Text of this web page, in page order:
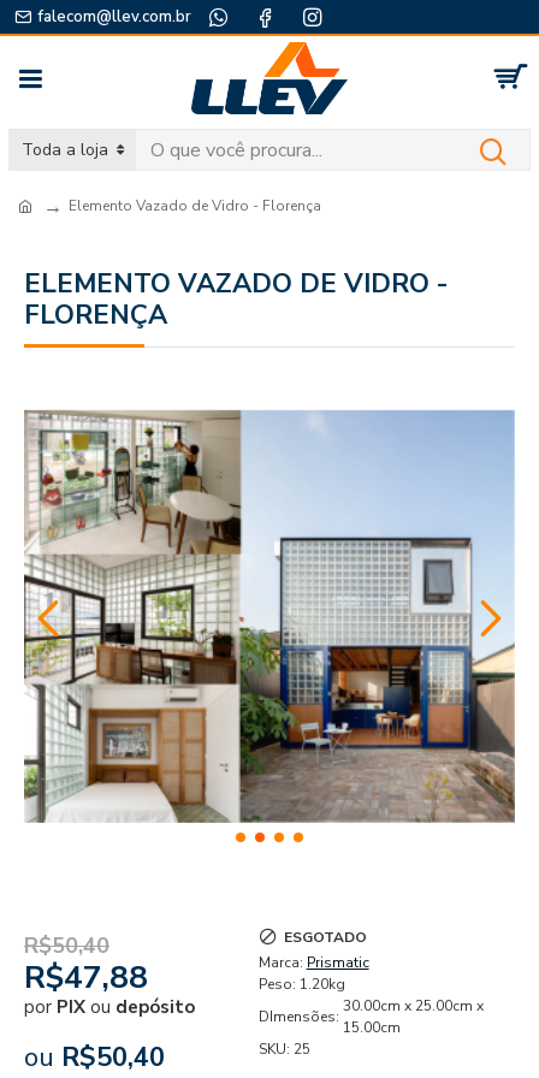
falecom@llev.com.br
Toda a loja
Elemento Vazado de Vidro - Florença
ELEMENTO VAZADO DE VIDRO -
FLORENÇA
R$47,88
R$50,40
por PIX ou depósito
ou R$50,40
ESGOTADO
Marca: Prismatic
Peso: 1.20kg
DImensões:
30.00cm x 25.00cm x
15.00cm
SKU: 25